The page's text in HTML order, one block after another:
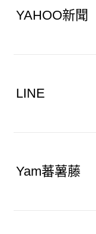
YAHOO新聞
LINE
Yam蕃薯藤